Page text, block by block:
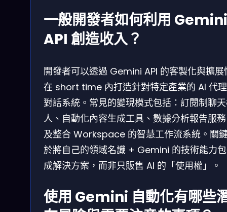
一般開發者如何利用 Gemini
API 創造收入？
開發者可以透過 Gemini API 的客製化與擴展
在 short time 內打造針對特定產業的 AI 代
對話系統。常見的變現模式包括：訂閱制聊
人、自動化內容生成工具、數據分析報告服
及整合 Workspace 的智慧工作流系統。關
於將自己的領域名識 + Gemini 的技術能力
成解決方案，而非只販售 AI 的「使用權」。
使用 Gemini 自動化有哪些